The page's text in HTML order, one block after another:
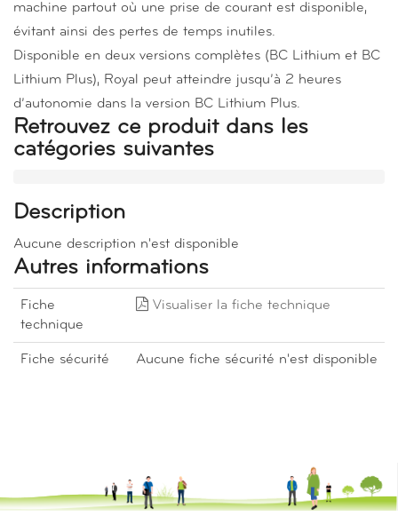
machine partout où une prise de courant est disponible,
évitant ainsi des pertes de temps inutiles.
Disponible en deux versions complètes (BC Lithium et BC
Lithium Plus), Royal peut atteindre jusqu’à 2 heures
d’autonomie dans la version BC Lithium Plus.
Retrouvez ce produit dans les
catégories suivantes
Description
Aucune description n'est disponible
Autres informations
Fiche
technique
Visualiser la fiche technique
Fiche sécurité Aucune fiche sécurité n'est disponible